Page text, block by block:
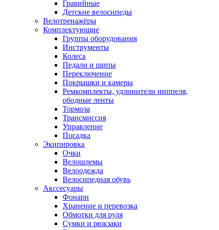
Гравийные
Детские велосипеды
Велотренажёры
Комплектующие
Группы оборудования
Инструменты
Колеса
Педали и шипы
Переключение
Покрышки и камеры
Ремкомплекты, удлинители ниппеля,
ободные ленты
Тормоза
Трансмиссия
Управление
Посадка
Экипировка
Очки
Велошлемы
Велоодежда
Велосипедная обувь
Акссесуары
Фонари
Хранение и перевозка
Обмотки для руля
Сумки и рюкзаки